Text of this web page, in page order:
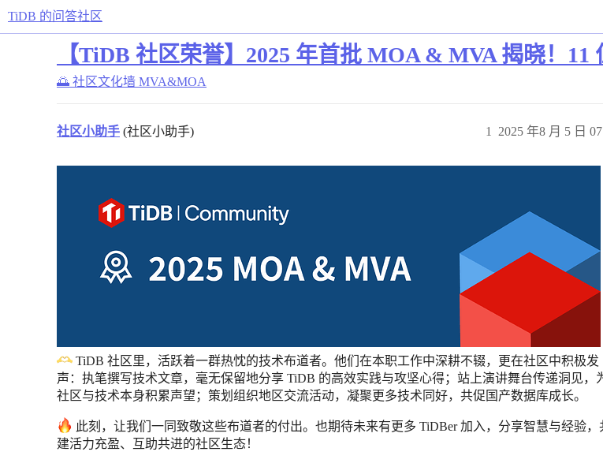
TiDB 的问答社区
【TiDB 社区荣誉】2025 年首批 MOA & MVA 揭晓！11
🌅 社区文化墙 MVA&MOA
社区小助手 (社区小助手) 2025 年8 月 5 日
1
TiDB 社区里，活跃着一群热忱的技术布道者。他们在本职工作中深耕不辍，更在社区中积极发
声：执笔撰写技术文章，毫无保留地分享 TiDB 的高效实践与攻坚心得；站上演讲舞台传递洞见，
社区与技术本身积累声望；策划组织地区交流活动，凝聚更多技术同好，共促国产数据库成长。
此刻，让我们一同致敬这些布道者的付出。也期待未来有更多 TiDBer 加入，分享智慧与经验，
建活力充盈、互助共进的社区生态！